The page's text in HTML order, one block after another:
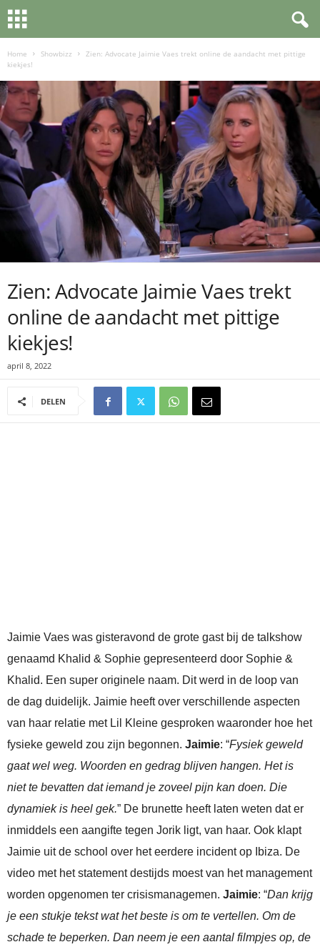
Home Showbizz
Zien: Advocate Jaimie Vaes trekt online de aandacht met pittige
kiekjes!
Zien: Advocate Jaimie Vaes trekt
online de aandacht met pittige
kiekjes!
april 8, 2022
DELEN
Jaimie Vaes was gisteravond de grote gast bij de talkshow
genaamd Khalid & Sophie gepresenteerd door Sophie &
Khalid. Een super originele naam. Dit werd in de loop van
de dag duidelijk. Jaimie heeft over verschillende aspecten
van haar relatie met Lil Kleine gesproken waaronder hoe het
fysieke geweld zou zijn begonnen. Jaimie: “Fysiek geweld
gaat wel weg. Woorden en gedrag blijven hangen. Het is
niet te bevatten dat iemand je zoveel pijn kan doen. Die
dynamiek is heel gek.” De brunette heeft laten weten dat er
inmiddels een aangifte tegen Jorik ligt, van haar. Ook klapt
Jaimie uit de school over het eerdere incident op Ibiza. De
video met het statement destijds moest van het management
worden opgenomen ter crisismanagemen. Jaimie: “Dan krijg
je een stukje tekst wat het beste is om te vertellen. Om de
schade te beperken. Dan neem je een aantal filmpjes op, de